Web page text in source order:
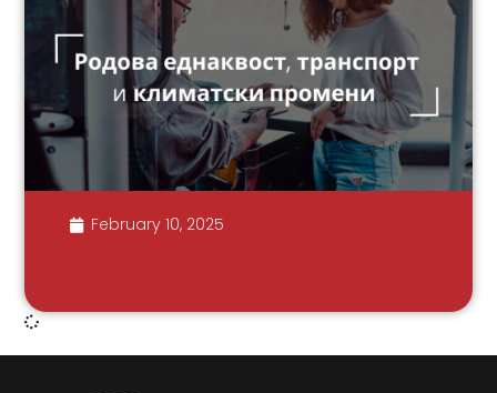
February 10, 2025